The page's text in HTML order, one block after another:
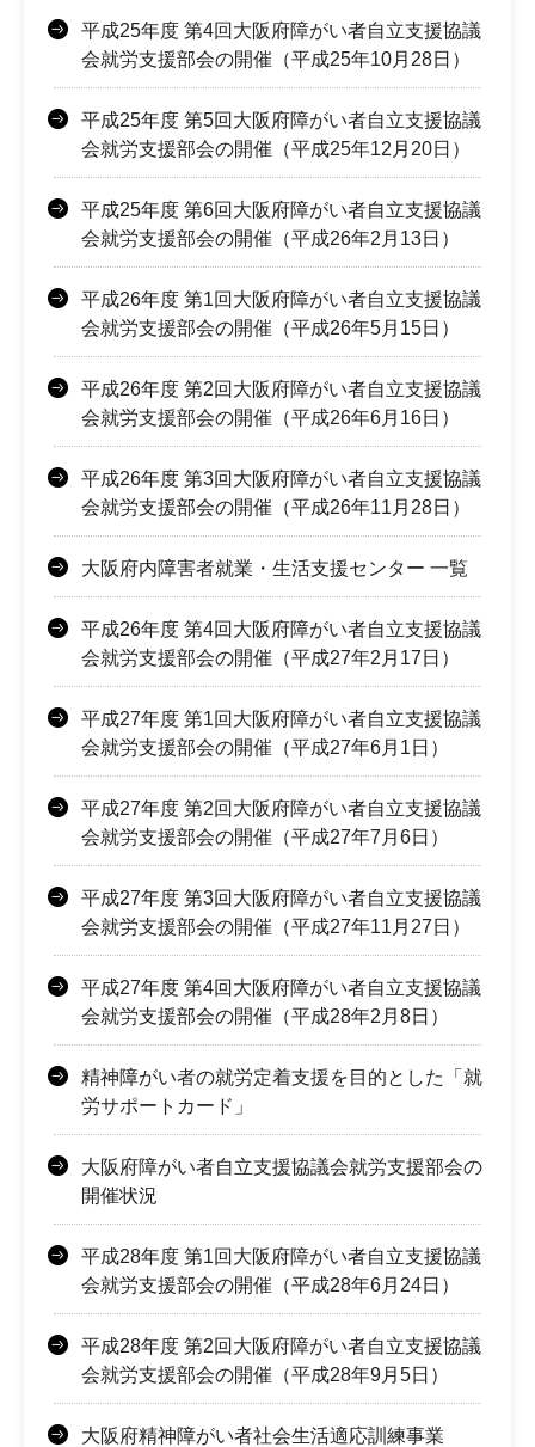
平成25年度 第4回大阪府障がい者自立支援協議
会就労支援部会の開催（平成25年10月28日）
平成25年度 第5回大阪府障がい者自立支援協議
会就労支援部会の開催（平成25年12月20日）
平成25年度 第6回大阪府障がい者自立支援協議
会就労支援部会の開催（平成26年2月13日）
平成26年度 第1回大阪府障がい者自立支援協議
会就労支援部会の開催（平成26年5月15日）
平成26年度 第2回大阪府障がい者自立支援協議
会就労支援部会の開催（平成26年6月16日）
平成26年度 第3回大阪府障がい者自立支援協議
会就労支援部会の開催（平成26年11月28日）
大阪府内障害者就業・生活支援センター 一覧
平成26年度 第4回大阪府障がい者自立支援協議
会就労支援部会の開催（平成27年2月17日）
平成27年度 第1回大阪府障がい者自立支援協議
会就労支援部会の開催（平成27年6月1日）
平成27年度 第2回大阪府障がい者自立支援協議
会就労支援部会の開催（平成27年7月6日）
平成27年度 第3回大阪府障がい者自立支援協議
会就労支援部会の開催（平成27年11月27日）
平成27年度 第4回大阪府障がい者自立支援協議
会就労支援部会の開催（平成28年2月8日）
精神障がい者の就労定着支援を目的とした「就
労サポートカード」
大阪府障がい者自立支援協議会就労支援部会の
開催状況
平成28年度 第1回大阪府障がい者自立支援協議
会就労支援部会の開催（平成28年6月24日）
平成28年度 第2回大阪府障がい者自立支援協議
会就労支援部会の開催（平成28年9月5日）
大阪府精神障がい者社会生活適応訓練事業